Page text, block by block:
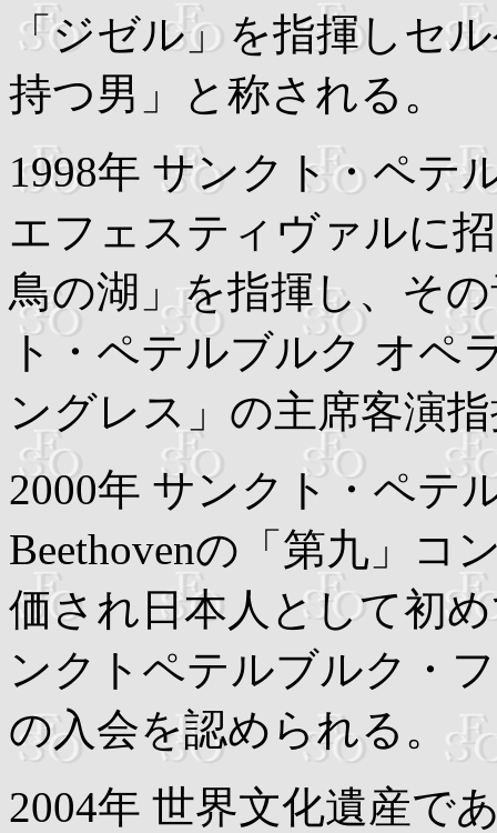
「ジゼル」を指揮しセ
持つ男」と称される。
1998年 サンクト・ペテ
エフェスティヴァルに
鳥の湖」を指揮し、そ
ト・ペテルブルク オペ
ングレス」の主席客演
2000年 サンクト・ペテ
Beethovenの「第九」コ
価され日本人として初
ンクトペテルブルク・
の入会を認められる。
2004年 世界文化遺産で